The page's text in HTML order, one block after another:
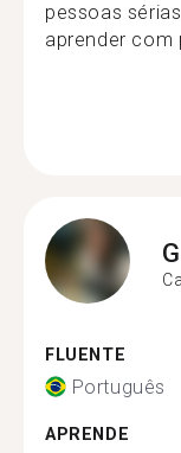
pessoas
aprender com
FLUENTE
Português
APRENDE